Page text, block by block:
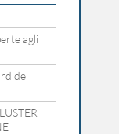
agli
del